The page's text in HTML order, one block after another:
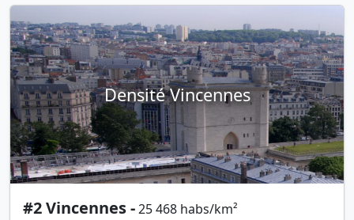
Densité Vincennes
#2 Vincennes -25 468 habs/km²